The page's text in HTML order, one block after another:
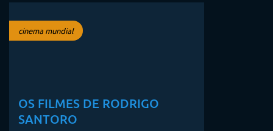
cinema mundial
OS FILMES DE RODRIGO
SANTORO